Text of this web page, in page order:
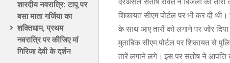
शारदीय नवरात्रि: टापू पर
बसा माता गर्जिया का
शक्तिधाम, प्रथम
नवरात्रि पर कीजिए मां
गिरिजा देवी के दर्शन
शिकायत सीएम पोर्टल पर भी कर दी
के साथ आए तारों को लगाने पर जोर
मुताबिक सीएम पोर्टल पर शिकायत से
तारें लगाने लगे। इस पर संतोष ने